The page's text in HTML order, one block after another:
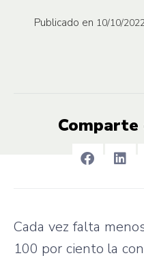
Publicado en 10/10/
Cada vez falta
100 por ciento la